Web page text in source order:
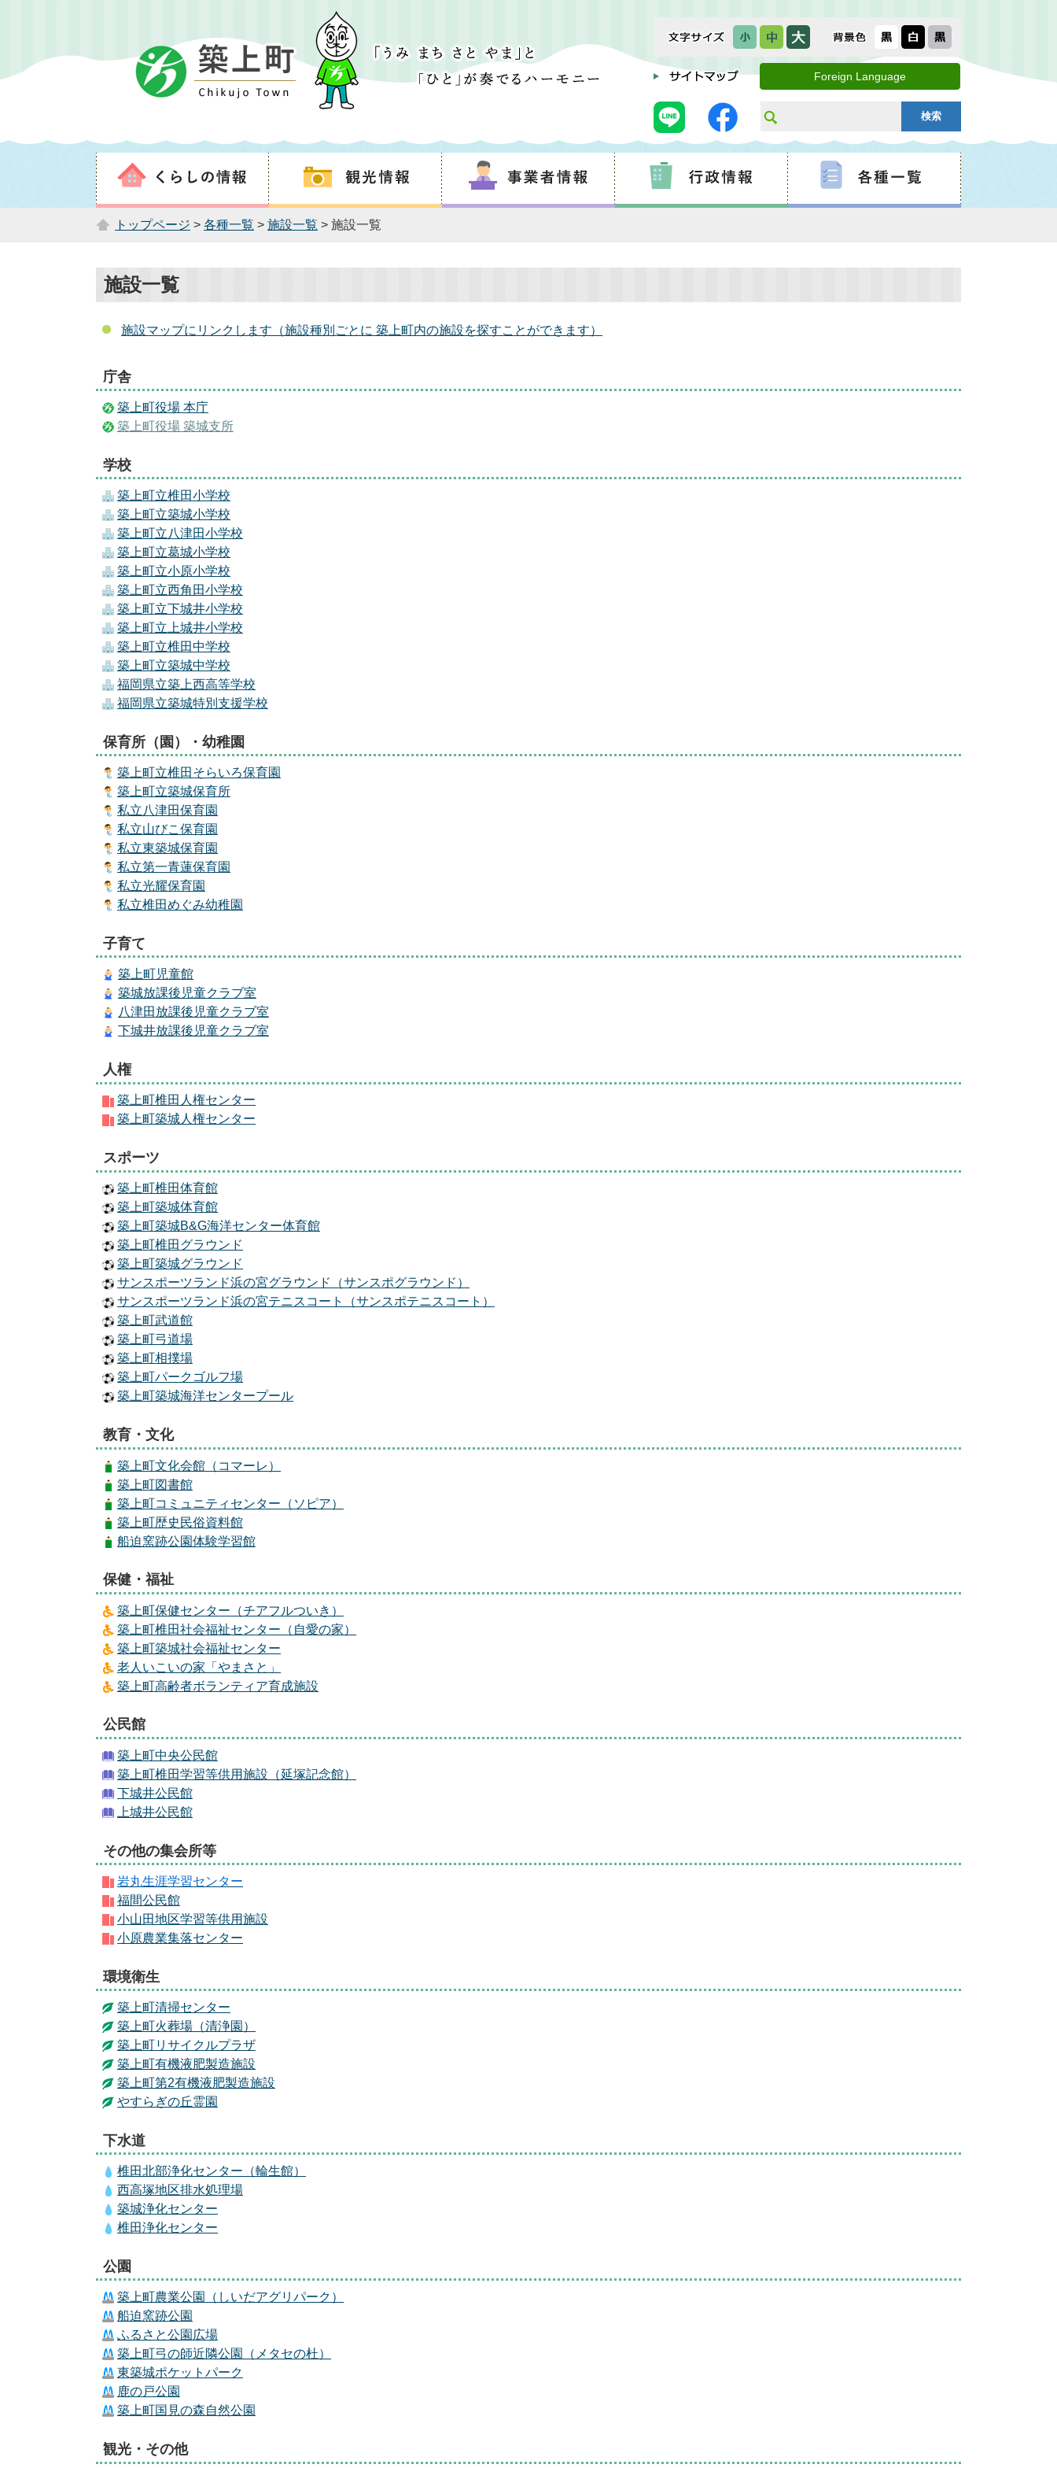
Foreign Language
トップページ > 各種一覧 > 施設一覧 > 施設一覧
施設一覧
施設マップにリンクします（施設種別ごとに 築上町内の施設を探すことができます）
庁舎
築上町役場 本庁
築上町役場 築城支所
学校
築上町立椎田小学校
築上町立築城小学校
築上町立八津田小学校
築上町立葛城小学校
築上町立小原小学校
築上町立西角田小学校
築上町立下城井小学校
築上町立上城井小学校
築上町立椎田中学校
築上町立築城中学校
福岡県立築上西高等学校
福岡県立築城特別支援学校
保育所（園）・幼稚園
築上町立椎田そらいろ保育園
築上町立築城保育所
私立八津田保育園
私立山びこ保育園
私立東築城保育園
私立第一青蓮保育園
私立光耀保育園
私立椎田めぐみ幼稚園
子育て
築上町児童館
築城放課後児童クラブ室
八津田放課後児童クラブ室
下城井放課後児童クラブ室
人権
築上町椎田人権センター
築上町築城人権センター
スポーツ
築上町椎田体育館
築上町築城体育館
築上町築城B&G海洋センター体育館
築上町椎田グラウンド
築上町築城グラウンド
サンスポーツランド浜の宮グラウンド（サンスポグラウンド）
サンスポーツランド浜の宮テニスコート（サンスポテニスコート）
築上町武道館
築上町弓道場
築上町相撲場
築上町パークゴルフ場
築上町築城海洋センタープール
教育・文化
築上町文化会館（コマーレ）
築上町図書館
築上町コミュニティセンター（ソピア）
築上町歴史民俗資料館
船迫窯跡公園体験学習館
保健・福祉
築上町保健センター（チアフルついき）
築上町椎田社会福祉センター（自愛の家）
築上町築城社会福祉センター
老人いこいの家「やまさと」
築上町高齢者ボランティア育成施設
公民館
築上町中央公民館
築上町椎田学習等供用施設（延塚記念館）
下城井公民館
上城井公民館
その他の集会所等
岩丸生涯学習センター
福間公民館
小山田地区学習等供用施設
小原農業集落センター
環境衛生
築上町清掃センター
築上町火葬場（清浄園）
築上町リサイクルプラザ
築上町有機液肥製造施設
築上町第2有機液肥製造施設
やすらぎの丘霊園
下水道
椎田北部浄化センター（輪生館）
西高塚地区排水処理場
築城浄化センター
椎田浄化センター
公園
築上町農業公園（しいだアグリパーク）
船迫窯跡公園
ふるさと公園広場
築上町弓の師近隣公園（メタセの杜）
東築城ポケットパーク
鹿の戸公園
築上町国見の森自然公園
観光・その他